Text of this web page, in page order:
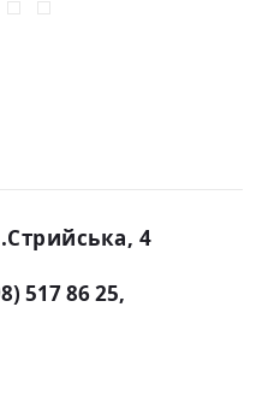
4
517 86 25